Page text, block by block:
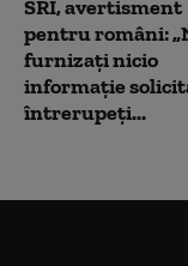
SRI, avertisment
pentru români:
furnizați nicio
informație
întrerupeți...